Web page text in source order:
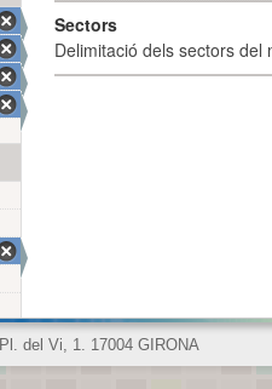
Sectors
Delimitació dels sectors del
Pl. del Vi, 1. 17004 GIRONA